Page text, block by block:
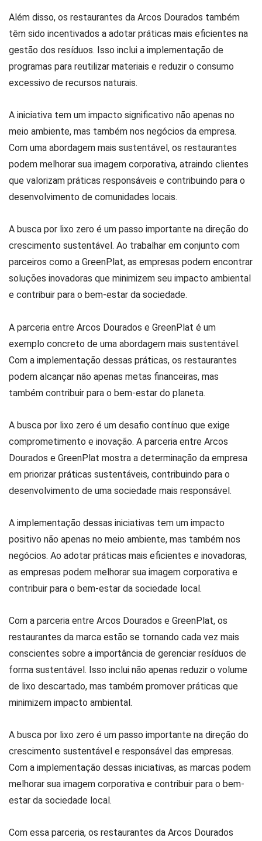
Além disso, os restaurantes da Arcos Dourados também
têm sido incentivados a adotar práticas mais eficientes na
gestão dos resíduos. Isso inclui a implementação de
programas para reutilizar materiais e reduzir o consumo
excessivo de recursos naturais.
A iniciativa tem um impacto significativo não apenas no
meio ambiente, mas também nos negócios da empresa.
Com uma abordagem mais sustentável, os restaurantes
podem melhorar sua imagem corporativa, atraindo clientes
que valorizam práticas responsáveis e contribuindo para o
desenvolvimento de comunidades locais.
A busca por lixo zero é um passo importante na direção do
crescimento sustentável. Ao trabalhar em conjunto com
parceiros como a GreenPlat, as empresas podem encontrar
soluções inovadoras que minimizem seu impacto ambiental
e contribuir para o bem-estar da sociedade.
A parceria entre Arcos Dourados e GreenPlat é um
exemplo concreto de uma abordagem mais sustentável.
Com a implementação dessas práticas, os restaurantes
podem alcançar não apenas metas financeiras, mas
também contribuir para o bem-estar do planeta.
A busca por lixo zero é um desafio contínuo que exige
comprometimento e inovação. A parceria entre Arcos
Dourados e GreenPlat mostra a determinação da empresa
em priorizar práticas sustentáveis, contribuindo para o
desenvolvimento de uma sociedade mais responsável.
A implementação dessas iniciativas tem um impacto
positivo não apenas no meio ambiente, mas também nos
negócios. Ao adotar práticas mais eficientes e inovadoras,
as empresas podem melhorar sua imagem corporativa e
contribuir para o bem-estar da sociedade local.
Com a parceria entre Arcos Dourados e GreenPlat, os
restaurantes da marca estão se tornando cada vez mais
conscientes sobre a importância de gerenciar resíduos de
forma sustentável. Isso inclui não apenas reduzir o volume
de lixo descartado, mas também promover práticas que
minimizem impacto ambiental.
A busca por lixo zero é um passo importante na direção do
crescimento sustentável e responsável das empresas.
Com a implementação dessas iniciativas, as marcas podem
melhorar sua imagem corporativa e contribuir para o bem-
estar da sociedade local.
Com essa parceria, os restaurantes da Arcos Dourados